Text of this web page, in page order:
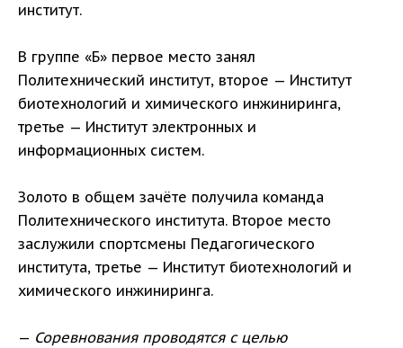
институт.
В группе «Б» первое место занял
Политехнический институт, второе — Институт
биотехнологий и химического инжиниринга,
третье — Институт электронных и
информационных систем.
Золото в общем зачёте получила команда
Политехнического института. Второе место
заслужили спортсмены Педагогического
института, третье — Институт биотехнологий и
химического инжиниринга.
— Соревнования проводятся с целью